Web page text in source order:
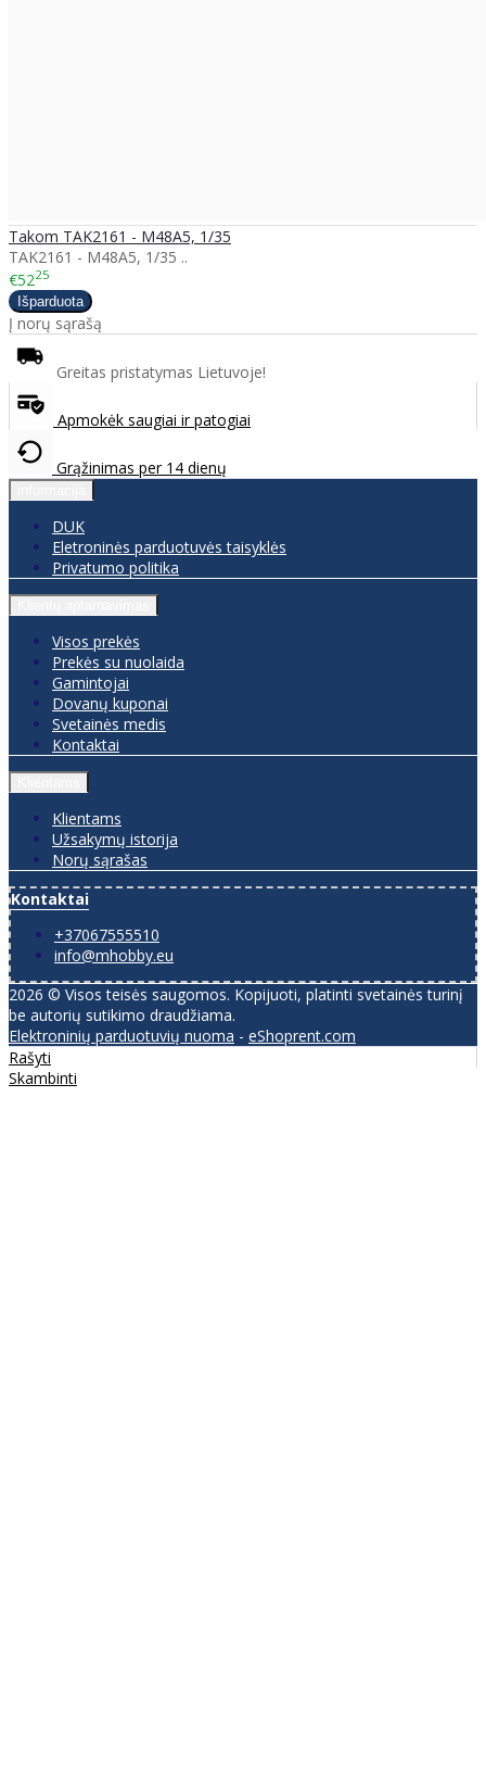
Takom TAK2161 - M48A5, 1/35
TAK2161 - M48A5, 1/35 ..
€5225
Į norų sąrašą
Greitas pristatymas Lietuvoje!
Apmokėk saugiai ir patogiai
Grąžinimas per 14 dienų
DUK
Eletroninės parduotuvės taisyklės
Privatumo politika
Visos prekės
Prekės su nuolaida
Gamintojai
Dovanų kuponai
Svetainės medis
Kontaktai
Klientams
Užsakymų istorija
Norų sąrašas
Kontaktai
+37067555510
info@mhobby.eu
2026 © Visos teisės saugomos. Kopijuoti, platinti svetainės turinį
be autorių sutikimo draudžiama.
Elektroninių parduotuvių nuoma - eShoprent.com
Rašyti
Skambinti